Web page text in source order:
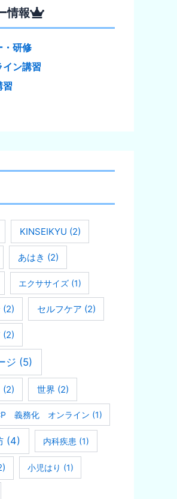
情報
・研修
イン講習
習
KINSEIKYU (2)
あはき (2)
エクササイズ(1)
(2) セルフケア (2)
(2)
ジ (5)
(2) 世界 (2)
義務化 オンライン (1)
(4) 内科疾患 (1)
小児はり (1)